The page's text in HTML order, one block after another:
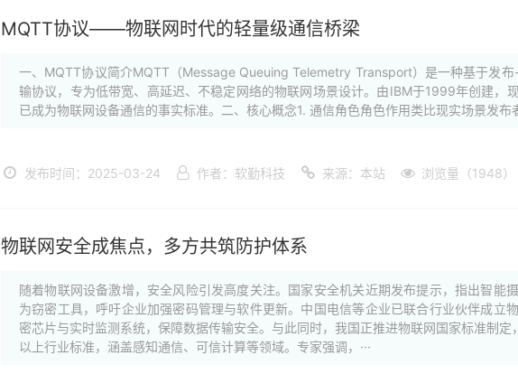
MQTT协议——物联网时代的轻量级通信桥梁
一、MQTT协议简介MQTT（Message Queuing Telemetry Transport）是一种基于发
输协议，专为低带宽、高延迟、不稳定网络的物联网场景设计。由IBM于1999年创建，现
已成为物联网设备通信的事实标准。二、核心概念1. 通信角色角色作用类比现实场景发布
发布时间：2025-03-24 作者：软勤科技 来源：本站 浏览量（1948）
物联网安全成焦点，多方共筑防护体系
随着物联网设备激增，安全风险引发高度关注。国家安全机关近期发布提示，指出智能
为窃密工具，呼吁企业加强密码管理与软件更新。中国电信等企业已联合行业伙伴成立
密芯片与实时监测系统，保障数据传输安全。与此同时，我国正推进物联网国家标准制
以上行业标准，涵盖感知通信、可信计算等领域。专家强调，···